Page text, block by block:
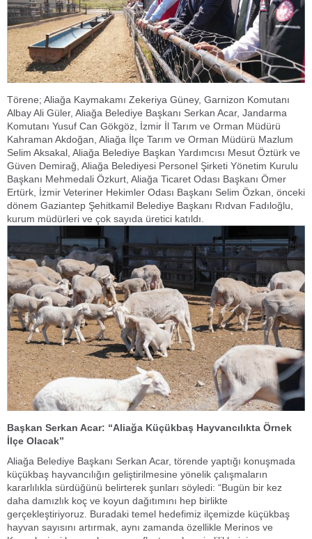
Törene; Aliağa Kaymakamı Zekeriya Güney, Garnizon Komutanı
Albay Ali Güler, Aliağa Belediye Başkanı Serkan Acar, Jandarma
Komutanı Yusuf Can Gökgöz, İzmir İl Tarım ve Orman Müdürü
Kahraman Akdoğan, Aliağa İlçe Tarım ve Orman Müdürü Mazlum
Selim Aksakal, Aliağa Belediye Başkan Yardımcısı Mesut Öztürk ve
Güven Demirağ, Aliağa Belediyesi Personel Şirketi Yönetim Kurulu
Başkanı Mehmedali Özkurt, Aliağa Ticaret Odası Başkanı Ömer
Ertürk, İzmir Veteriner Hekimler Odası Başkanı Selim Özkan, önceki
dönem Gaziantep Şehitkamil Belediye Başkanı Rıdvan Fadıloğlu,
kurum müdürleri ve çok sayıda üretici katıldı.
Başkan Serkan Acar: “Aliağa Küçükbaş Hayvancılıkta Örnek
İlçe Olacak”
Aliağa Belediye Başkanı Serkan Acar, törende yaptığı konuşmada
küçükbaş hayvancılığın geliştirilmesine yönelik çalışmaların
kararlılıkla sürdüğünü belirterek şunları söyledi: “Bugün bir kez
daha damızlık koç ve koyun dağıtımını hep birlikte
gerçekleştiriyoruz. Buradaki temel hedefimiz ilçemizde küçükbaş
hayvan sayısını artırmak, aynı zamanda özellikle Merinos ve